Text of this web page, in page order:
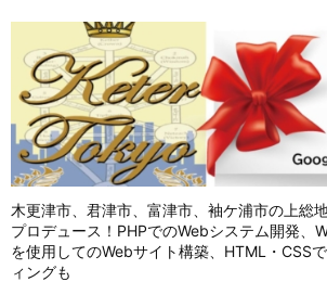
木更津市、君津市、富津市、袖ケ浦市の上総
プロデュース！PHPでのWebシステム開発、
を使用してのWebサイト構築、HTML・CSS
ィングも